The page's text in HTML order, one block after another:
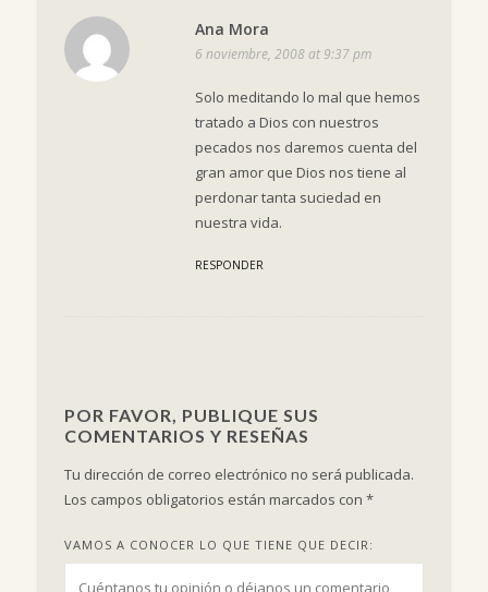
Ana Mora
6 noviembre, 2008 at 9:37 pm
Solo meditando lo mal que hemos
tratado a Dios con nuestros
pecados nos daremos cuenta del
gran amor que Dios nos tiene al
perdonar tanta suciedad en
nuestra vida.
RESPONDER
POR FAVOR, PUBLIQUE SUS
COMENTARIOS Y RESEÑAS
Tu dirección de correo electrónico no será publicada.
Los campos obligatorios están marcados con *
VAMOS A CONOCER LO QUE TIENE QUE DECIR: